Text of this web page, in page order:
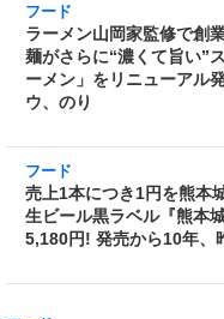
フード
ラーメ
ープ
ン」を
フード
売上